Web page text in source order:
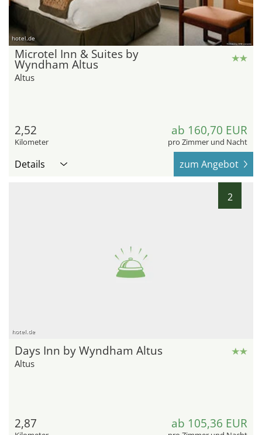
hotel.de
Microtel Inn & Suites by
Wyndham Altus
Altus
2,52
Kilometer
ab 160,70 EUR
pro Zimmer und Nacht
Details zum Angebot
2
hotel.de
Days Inn by Wyndham Altus
Altus
2,87 ab 105,36 EUR